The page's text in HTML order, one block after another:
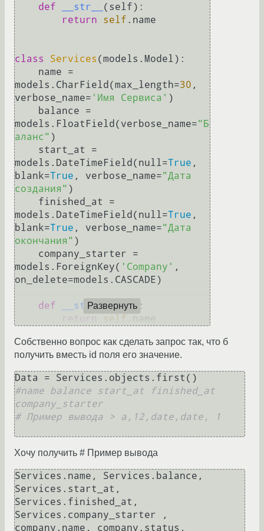
def __str__ ( self):
return
self .name
class Services (models.Model):
models.CharField(max_length=30 ,
verbose_name= 'Имя Сервиса' )
models.FloatField(verbose_name="Б
аланс" )
models.DateTimeField(null=True ,
blank=True , verbose_name="Дата
создания" )
models.DateTimeField(null=True ,
blank=True , verbose_name="Дата
окончания" )
models.ForeignKey( 'Company' ,
on_delete=models.CASCADE)
def __str__(self):
return
self
Развернуть
Собственно вопрос как сделать запрос так, что б
получить вместь id поля его значение.
#name balance start_at finished_at
company_starter
# Пример вывода > a,12,date,date, 1
Хочу получить # Пример вывода
Services.name, Services.balance,
Services.start_at,
Services.finished_at,
Services.company_starter ,
company.name, company.status,